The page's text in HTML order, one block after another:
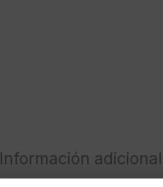
Información adicional